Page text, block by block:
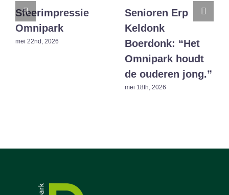
Sfeerimpressie
Omnipark
mei 22nd, 2026
Senioren Erp
Keldonk
Boerdonk: “Het
Omnipark houdt
de ouderen jong.”
mei 18th, 2026